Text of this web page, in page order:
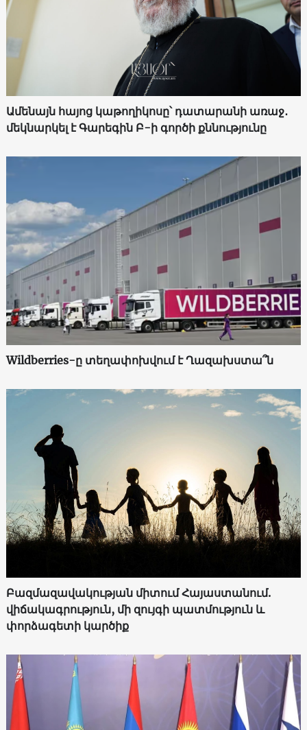
Ամենայն հայոց կաթողիկոսը՝ դատարանի առաջ․
մեկնարկել է Գարեգին Բ-ի գործի քննությունը
Wildberries-ը տեղափոխվում է Ղազախստա՞ն
Բազմազավակության միտում Հայաստանում.
վիճակագրություն, մի զույգի պատմություն և
փորձագետի կարծիք